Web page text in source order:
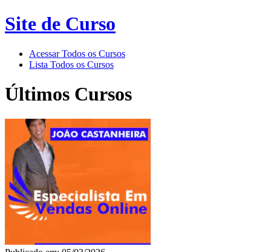
Site de Curso
Acessar Todos os Cursos
Lista Todos os Cursos
Últimos Cursos